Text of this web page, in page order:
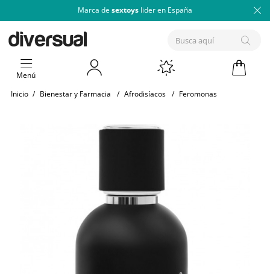
Marca de sextoys lider en España
Menú
Inicio / Bienestar y Farmacia / Afrodisíacos / Feromonas